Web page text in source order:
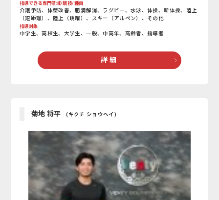
指導できる専門領域/競技/種目
介護予防、体型改善、肥満解消、ラグビー、水泳、体操、新体操、陸上
（短距離）、陸上（跳躍）、スキー（アルペン）、その他
指導対象
中学生、高校生、大学生、一般、中高年、高齢者、指導者
詳 細
菊地 将平 (キクチ ショウヘイ)